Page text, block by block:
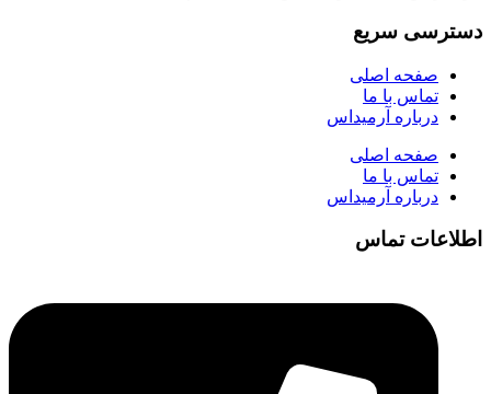
دسترسی سریع
صفحه اصلی
تماس با ما
درباره آرمیداس
صفحه اصلی
تماس با ما
درباره آرمیداس
اطلاعات تماس